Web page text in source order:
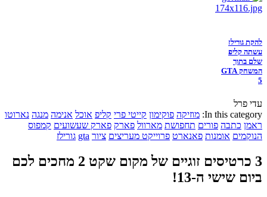
להקת גורילז
עשתה קליפ
שלם בתוך
המשחק GTA
5
עדי פרל
In this category: מוזיקה פוקימון קייטי פרי קליפ אוכל אנימה מנגה נארוטו
ראמן כתבה פורים תחפושת מארוול פארק פארק שעשועים קמפוס
הנוקמים אומנות פאנארט פרוייקט מעריצים ציור gta גורילז
3 כרטיסים זוגיים של מקום שקט 2 מחכים לכם
ביום שישי ה-13!